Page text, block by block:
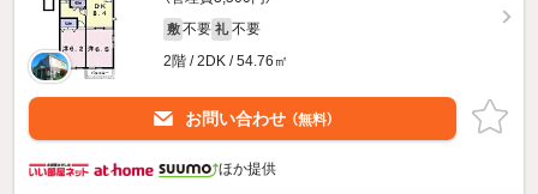
敷 不要 礼 不要
2階 / 2DK / 54.76㎡
お問い合わせ （無料）
ほか提供